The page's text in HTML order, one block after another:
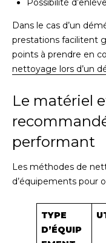
Possibilité
Dans le cas d’un
prestations facilitent
points à prendre en
nettoyage lors d’un
Le matériel
performant
Les méthodes de
d’équipements pour
TYPE
D’ÉQUIP